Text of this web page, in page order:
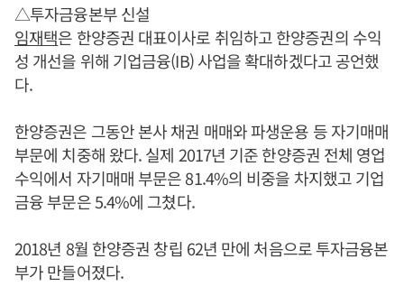
△투자금융본부 신설
임재택은 한양증권 대표이사로 취임하고 한양증권의 수익
성 개선을 위해 기업금융(IB) 사업을 확대하겠다고 공언했
다.
한양증권은 그동안 본사 채권 매매와 파생운용 등 자기매매
부문에 치중해 왔다. 실제 2017년 기준 한양증권 전체 영업
수익에서 자기매매 부문은 81.4%의 비중을 차지했고 기업
금융 부문은 5.4%에 그쳤다.
2018년 8월 한양증권 창립 62년 만에 처음으로 투자금융본
부가 만들어졌다.